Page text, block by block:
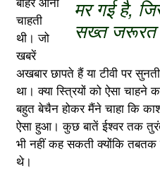
मर गई है,
सख्त जरूरत
चाहती
थी। जो
खबरें
अखबार छापते हैं या टीवी पर
था। क्या स्त्रियों को ऐसा चाहने
बहुत बेचैन होकर मैंने चाहा कि
ऐसा हुआ। कुछ बातें ईश्वर तक
भी नहीं कह सकती क्योंकि तबतक
थे।